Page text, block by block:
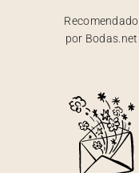
Recomendado
por Bodas.net